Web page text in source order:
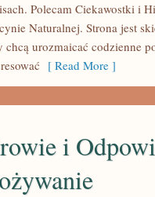
Polecam Ciekawostki i
Naturalnej. Strona jest
chcą urozmaicać codzienne
[ Read More ]
i